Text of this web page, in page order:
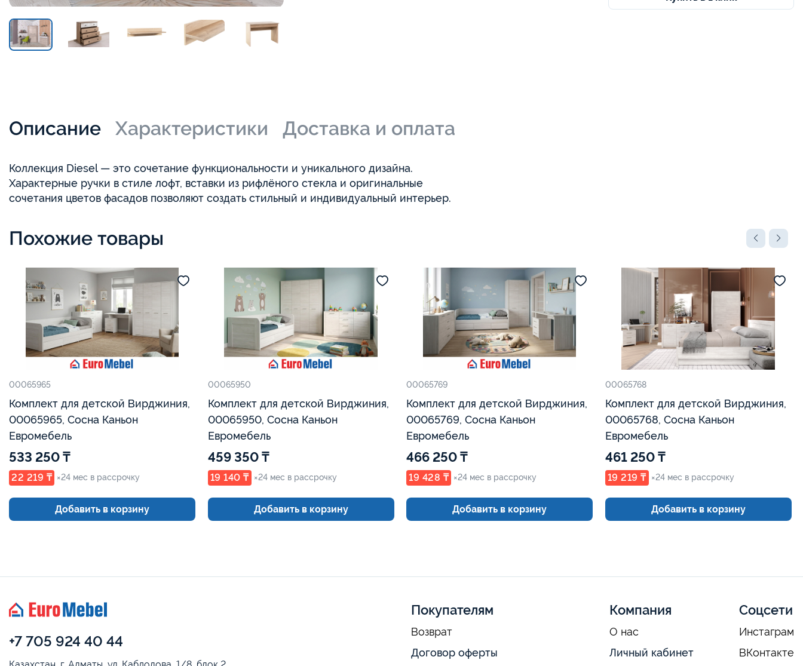
Описание Характеристики Доставка и оплата
Коллекция Diesel — это сочетание функциональности и уникального дизайна.
Характерные ручки в стиле лофт, вставки из рифлёного стекла и оригинальные
сочетания цветов фасадов позволяют создать стильный и индивидуальный интерьер.
Похожие товары
00065965
Комплект для детской Вирджиния,
00065965, Сосна Каньон
Евромебель
533 250 ₸
22 219 ₸ ×24 мес в рассрочку
Добавить в корзину
00065950
Комплект для детской Вирджиния,
00065950, Сосна Каньон
Евромебель
459 350 ₸
19 140 ₸ ×24 мес в рассрочку
Добавить в корзину
00065769
Комплект для детской Вирджиния,
00065769, Сосна Каньон
Евромебель
466 250 ₸
19 428 ₸ ×24 мес в рассрочку
Добавить в корзину
00065768
Комплект для детской Вирджиния,
00065768, Сосна Каньон
Евромебель
461 250 ₸
19 219 ₸ ×24 мес в рассрочку
Добавить в корзину
+7 705 924 40 44
Покупателям
Возврат
Договор оферты
Компания
О нас
Личный кабинет
Соцсети
Инстаграм
ВКонтакте